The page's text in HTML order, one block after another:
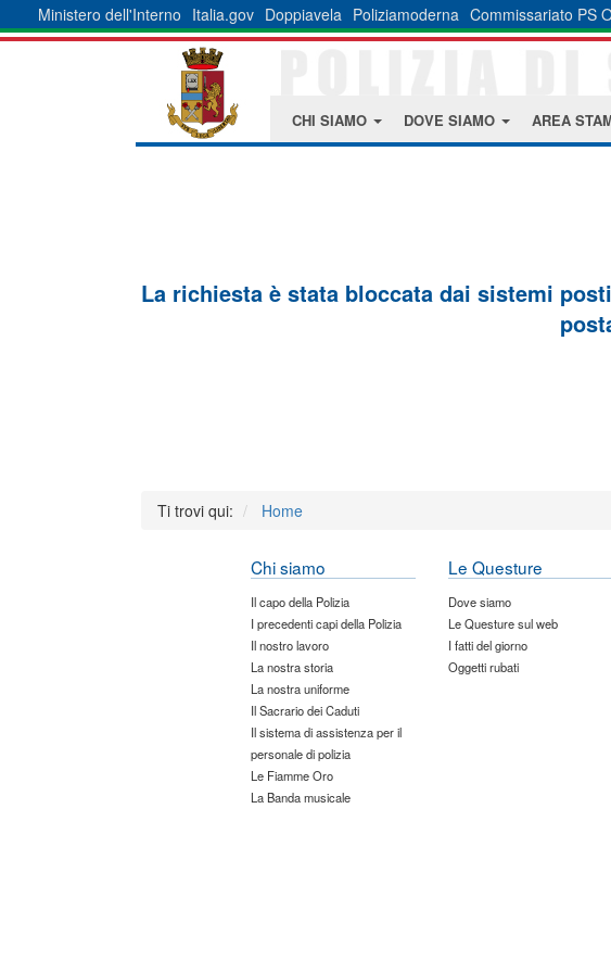
Ministero dell'Interno Italia.gov Doppiavela Poliziamoderna Commissariato PS
CHI SIAMO DOVE SIAMO AREA
La richiesta è stata bloccata dai sistemi
Ti trovi qui: Home
Chi siamo
Il capo della Polizia
I precedenti capi della Polizia
Il nostro lavoro
La nostra storia
La nostra uniforme
Il Sacrario dei Caduti
Il sistema di assistenza per il
personale di polizia
Le Fiamme Oro
La Banda musicale
Le Questure
Dove siamo
Le Questure sul web
I fatti del giorno
Oggetti rubati